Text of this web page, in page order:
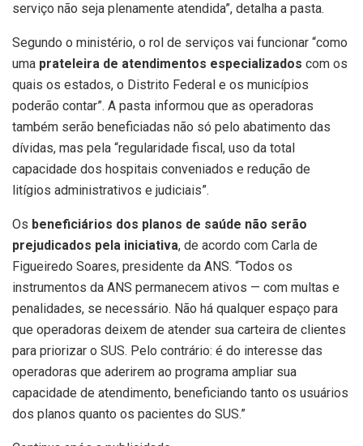
serviço não seja plenamente atendida”, detalha a pasta.
Segundo o ministério, o rol de serviços vai funcionar “como
uma prateleira de atendimentos especializados com os
quais os estados, o Distrito Federal e os municípios
poderão contar”. A pasta informou que as operadoras
também serão beneficiadas não só pelo abatimento das
dívidas, mas pela “regularidade fiscal, uso da total
capacidade dos hospitais conveniados e redução de
litígios administrativos e judiciais”.
Os beneficiários dos planos de saúde não serão
prejudicados pela iniciativa, de acordo com Carla de
Figueiredo Soares, presidente da ANS. “Todos os
instrumentos da ANS permanecem ativos — com multas e
penalidades, se necessário. Não há qualquer espaço para
que operadoras deixem de atender sua carteira de clientes
para priorizar o SUS. Pelo contrário: é do interesse das
operadoras que aderirem ao programa ampliar sua
capacidade de atendimento, beneficiando tanto os usuários
dos planos quanto os pacientes do SUS.”